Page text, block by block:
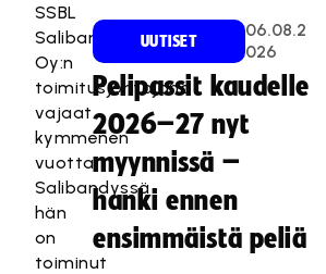
SSBL
Salibandy
Oy:n
toimitusjohtajana
vajaat
kymmenen
vuotta.
Salibandyssä
hän
on
toiminut
UUTISET
06.08.2
026
Pelipassit kaudelle
2026–27 nyt
myynnissä –
hanki ennen
ensimmäistä peliä